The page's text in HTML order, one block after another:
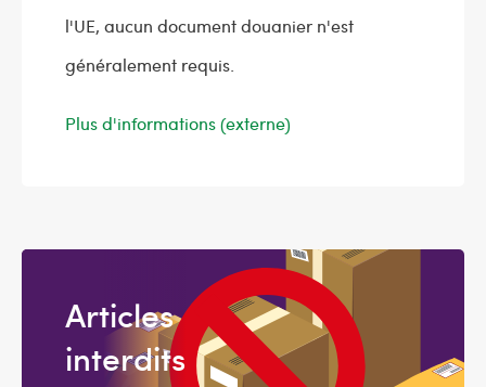
l'UE, aucun document douanier n'est
généralement requis.
Plus d'informations (externe)
Articles
interdits